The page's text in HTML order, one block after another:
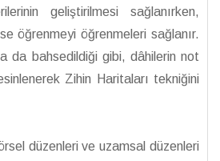
geliştirilmesi sağlanırken,
öğrenmeyi öğrenmeleri sağlanır.
da bahsedildiği gibi, dâhilerin not
Zihin Haritaları tekniğini
düzenleri ve uzamsal düzenleri